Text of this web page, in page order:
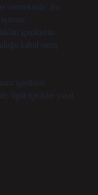
vermektedir. Bu
içeriklerin
kabul etmiş
içerikleri,
ilgili içerikler yasal